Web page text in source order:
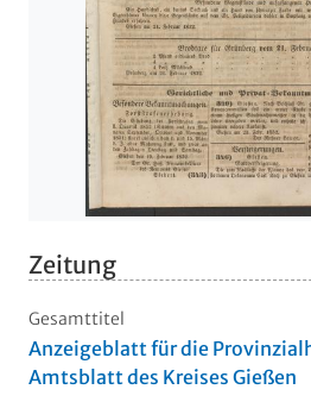
Zeitung
Gesamttitel
Anzeigeblatt für die
Amtsblatt des Kreises Gießen